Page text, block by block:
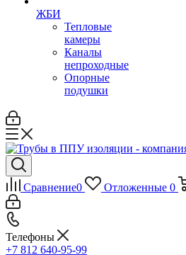
ЖБИ
Тепловые
камеры
Каналы
непроходные
Опорные
подушки
Сравнение0 Отложенные 0
Телефоны
+7 812 640-95-99